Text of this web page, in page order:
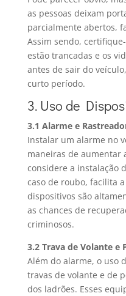
as pessoas deixam
parcialmente abertos,
Assim sendo,
estão trancadas e os
antes de sair do
curto período.
3. Uso de
3.1 Alarme e
Instalar um alarme no
maneiras de aumentar
considere a instalação
caso de roubo, facilita
dispositivos são
as chances de
criminosos.
3.2 Trava de Volante e
Além do alarme, o uso
travas de volante e de
dos ladrões. Esses